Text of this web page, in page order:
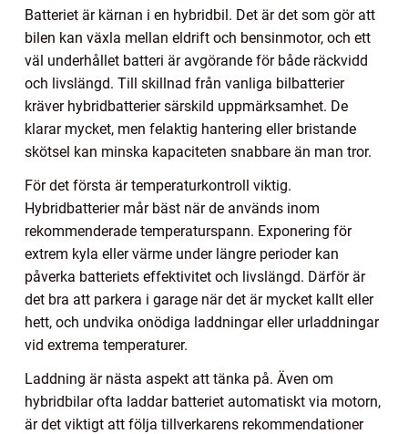
Batteriet är kärnan i en hybridbil. Det är det som gör att
bilen kan växla mellan eldrift och bensinmotor, och ett
väl underhållet batteri är avgörande för både räckvidd
och livslängd. Till skillnad från vanliga bilbatterier
kräver hybridbatterier särskild uppmärksamhet. De
klarar mycket, men felaktig hantering eller bristande
skötsel kan minska kapaciteten snabbare än man tror.
För det första är temperaturkontroll viktig.
Hybridbatterier mår bäst när de används inom
rekommenderade temperaturspann. Exponering för
extrem kyla eller värme under längre perioder kan
påverka batteriets effektivitet och livslängd. Därför är
det bra att parkera i garage när det är mycket kallt eller
hett, och undvika onödiga laddningar eller urladdningar
vid extrema temperaturer.
Laddning är nästa aspekt att tänka på. Även om
hybridbilar ofta laddar batteriet automatiskt via motorn,
är det viktigt att följa tillverkarens rekommendationer